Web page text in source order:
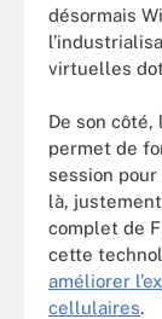
désormais
virtuelles
De son
permet de
session
là,
complet de
cette
améliorer
cellulaires.